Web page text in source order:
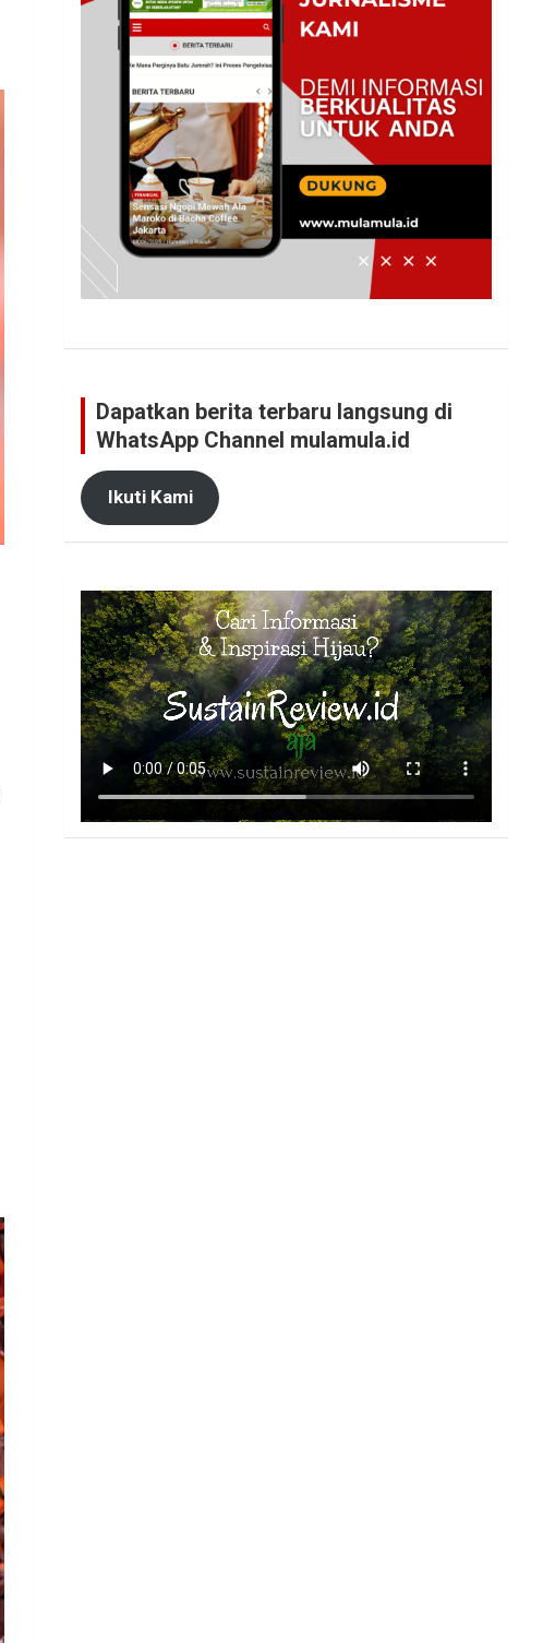
Dapatkan berita terbaru langsung di
WhatsApp Channel mulamula.id
Ikuti Kami